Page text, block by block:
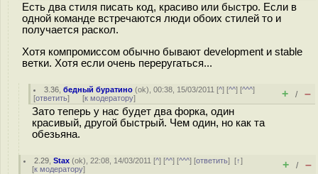
Есть два стиля писать код, красиво или быстро. Если в
одной команде встречаются люди обоих стилей то и
получается раскол.
Хотя компромиссом обычно бывают development и stable
ветки. Хотя если очень переругаться...
3.36 ,бедный буратино (ok), 00:38, 15/03/2011 [^] [^^] [^^^]
[ответить] [к модератору] + / –
Зато теперь у нас будет два форка, один
красивый, другой быстрый. Чем один, но как та
обезьяна.
2.29 ,Stax (ok), 22:08, 14/03/2011 [^] [^^] [^^^] [ответить][↑]
[к модератору] + / –